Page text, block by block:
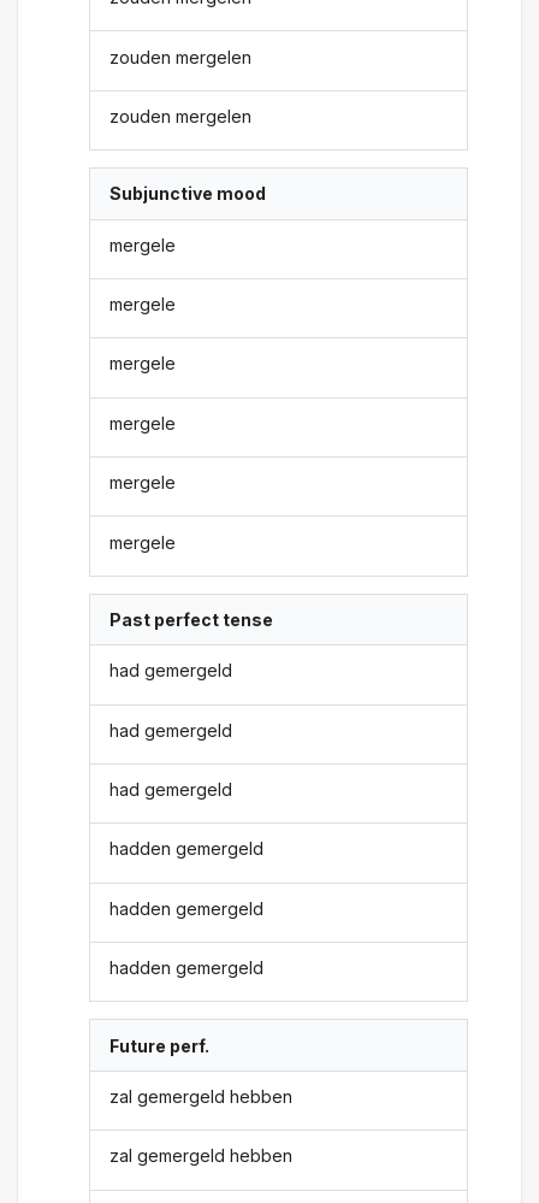
zouden mergelen
zouden mergelen
Subjunctive mood
mergele
mergele
mergele
mergele
mergele
mergele
Past perfect tense
had gemergeld
had gemergeld
had gemergeld
hadden gemergeld
hadden gemergeld
hadden gemergeld
Future perf.
zal gemergeld hebben
zal gemergeld hebben